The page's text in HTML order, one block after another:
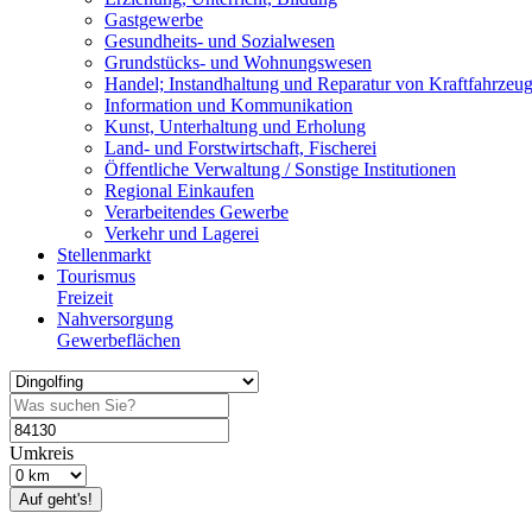
Gastgewerbe
Gesundheits- und Sozialwesen
Grundstücks- und Wohnungswesen
Handel; Instandhaltung und Reparatur von
Information und Kommunikation
Kunst, Unterhaltung und Erholung
Land- und Forstwirtschaft, Fischerei
Öffentliche Verwaltung / Sonstige Institutionen
Regional Einkaufen
Verarbeitendes Gewerbe
Verkehr und Lagerei
Stellenmarkt
Tourismus
Freizeit
Nahversorgung
Gewerbeflächen
Umkreis
Auf geht's!